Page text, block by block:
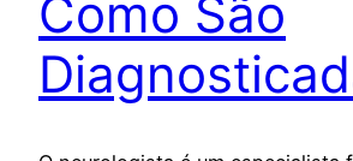
Como São